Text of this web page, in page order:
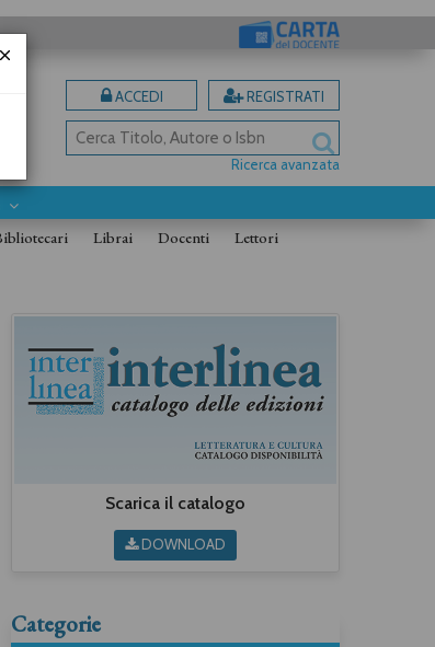
ACCEDI REGISTRATI
Ricerca avanzata
Librai Docenti Lettori
Scarica il catalogo
DOWNLOAD
Categorie